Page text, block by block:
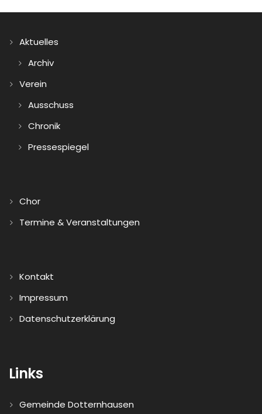
Aktuelles
Archiv
Verein
Ausschuss
Chronik
Pressespiegel
Chor
Termine & Veranstaltungen
Kontakt
Impressum
Datenschutzerklärung
Links
Gemeinde Dotternhausen